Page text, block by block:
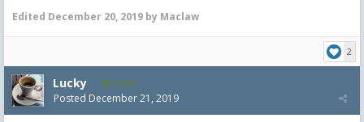
Edited December 20, 2019 by Maclaw
2
Lucky 1,330
Posted December 21, 2019